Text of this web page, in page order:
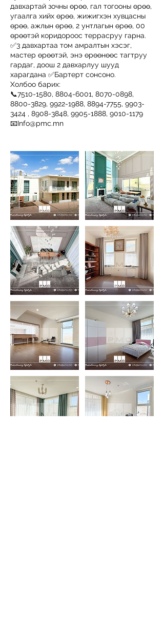
давхартай зочны өрөө, гал тогооны өрөө,
угаалга хийх өрөө, жижигхэн хувцасны
өрөө, ажлын өрөө, 2 унтлагын өрөө, 00
өрөөтэй коридороос террасруу гарна.
✅3 давхартаа том амралтын хэсэг,
мастер өрөөтэй, энэ өрөөнөөс тагтруу
гардаг, доош 2 давхарлуу шууд
харагдана ✅Бартерт сонсоно.
Холбоо барих:
📞7510-1580, 8804-6001, 8070-0898,
8800-3829, 9922-1988, 8894-7755, 9903-
3424 , 8908-3848, 9905-1888, 9010-1179
📧Info@pmc.mn